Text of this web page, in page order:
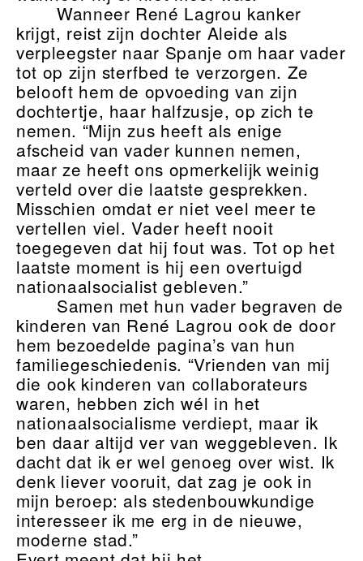
Wanneer René Lagrou kanker
krijgt, reist zijn dochter Aleide als
verpleegster naar Spanje om haar vader
tot op zijn sterfbed te verzorgen. Ze
belooft hem de opvoeding van zijn
dochtertje, haar halfzusje, op zich te
nemen. “Mijn zus heeft als enige
afscheid van vader kunnen nemen,
maar ze heeft ons opmerkelijk weinig
verteld over die laatste gesprekken.
Misschien omdat er niet veel meer te
vertellen viel. Vader heeft nooit
toegegeven dat hij fout was. Tot op het
laatste moment is hij een overtuigd
nationaalsocialist gebleven.”
Samen met hun vader begraven de
kinderen van René Lagrou ook de door
hem bezoedelde pagina’s van hun
familiegeschiedenis. “Vrienden van mij
die ook kinderen van collaborateurs
waren, hebben zich wél in het
nationaalsocialisme verdiept, maar ik
ben daar altijd ver van weggebleven. Ik
dacht dat ik er wel genoeg over wist. Ik
denk liever vooruit, dat zag je ook in
mijn beroep: als stedenbouwkundige
interesseer ik me erg in de nieuwe,
moderne stad.”